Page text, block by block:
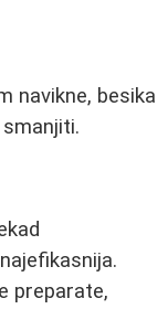
navikne, besika
preparate,